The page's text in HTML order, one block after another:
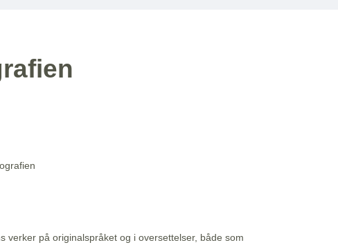
verker på originalspråket og i oversettelser, både som